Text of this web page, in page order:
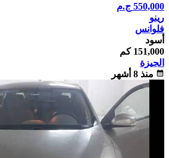
550,000 ج.م
رينو
فلوانس
أسود
151,000 كم
الجيزة
calendar_month منذ 8 أشهر